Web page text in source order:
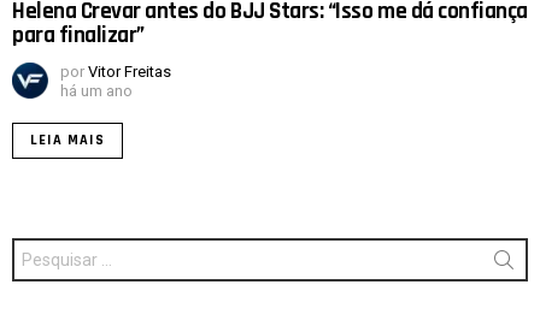
Helena Crevar antes do BJJ Stars: “Isso me dá confiança
para finalizar”
por Vitor Freitas
há um ano
LEIA MAIS
Procurar
por: